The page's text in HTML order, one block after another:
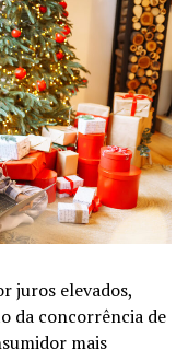
juros elevados,
da concorrência de
mais